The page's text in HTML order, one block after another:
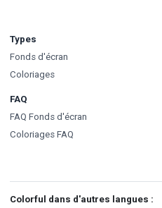
Types
Fonds d'écran
Coloriages
FAQ
FAQ Fonds d'écran
Coloriages FAQ
Colorful dans d'autres langues :